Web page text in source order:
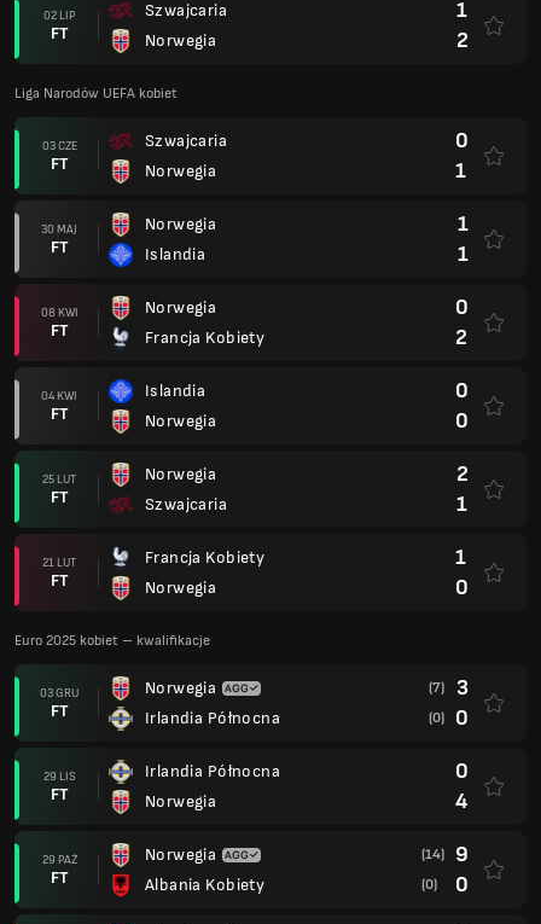
02 LIP
FT
Szwajcaria
Norwegia
1
2
Liga Narodów UEFA kobiet
03 CZE
FT
Szwajcaria
Norwegia
0
1
30 MAJ
FT
Norwegia
Islandia
1
1
08 KWI
FT
Norwegia
Francja Kobiety
0
2
04 KWI
FT
Islandia
Norwegia
0
0
25 LUT
FT
Norwegia
Szwajcaria
2
1
21 LUT
FT
Francja Kobiety
Norwegia
1
0
Euro 2025 kobiet – kwalifikacje
03 GRU
FT
Norwegia
Irlandia Północna
(7) 3
(0) 0
29 LIS
FT
Irlandia Północna
Norwegia
0
4
29 PAŹ
FT
Norwegia
Albania Kobiety
(14) 9
(0) 0